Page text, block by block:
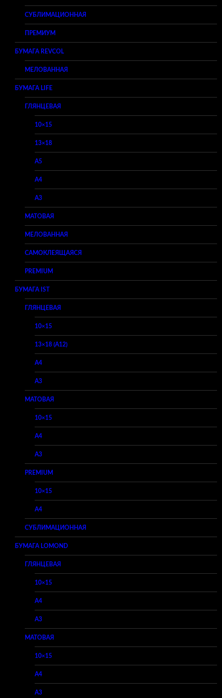
СУБЛИМАЦИОННАЯ
ПРЕМИУМ
БУМАГА REVCOL
МЕЛОВАННАЯ
БУМАГА LIFE
ГЛЯНЦЕВАЯ
10×15
13×18
A5
A4
A3
МАТОВАЯ
МЕЛОВАННАЯ
САМОКЛЕЯЩАЯСЯ
PREMIUM
БУМАГА IST
ГЛЯНЦЕВАЯ
10×15
13×18 (A12)
A4
A3
МАТОВАЯ
10×15
A4
A3
PREMIUM
10×15
A4
СУБЛИМАЦИОННАЯ
БУМАГА LOMOND
ГЛЯНЦЕВАЯ
10×15
A4
A3
МАТОВАЯ
10×15
A4
A3